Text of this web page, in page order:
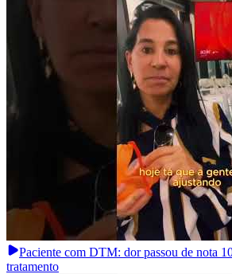
Paciente com DTM: dor passou de nota
tratamento